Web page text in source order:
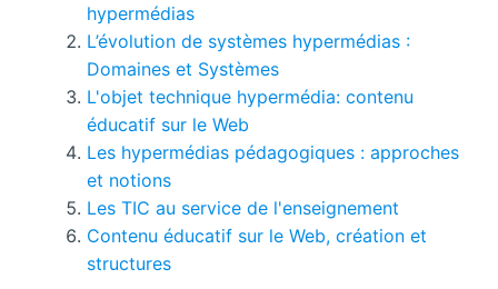
hypermédias
L’évolution de systèmes hypermédias :
Domaines et Systèmes
L'objet technique hypermédia: contenu
éducatif sur le Web
Les hypermédias pédagogiques : approches
et notions
Les TIC au service de l'enseignement
Contenu éducatif sur le Web, création et
structures